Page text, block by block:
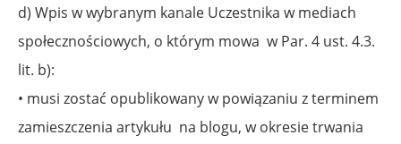
d) Wpis w wybranym kanale Uczestnika w mediach
społecznościowych, o którym mowa w Par. 4 ust. 4.3.
lit. b):
• musi zostać opublikowany w powiązaniu z terminem
zamieszczenia artykułu na blogu, w okresie trwania